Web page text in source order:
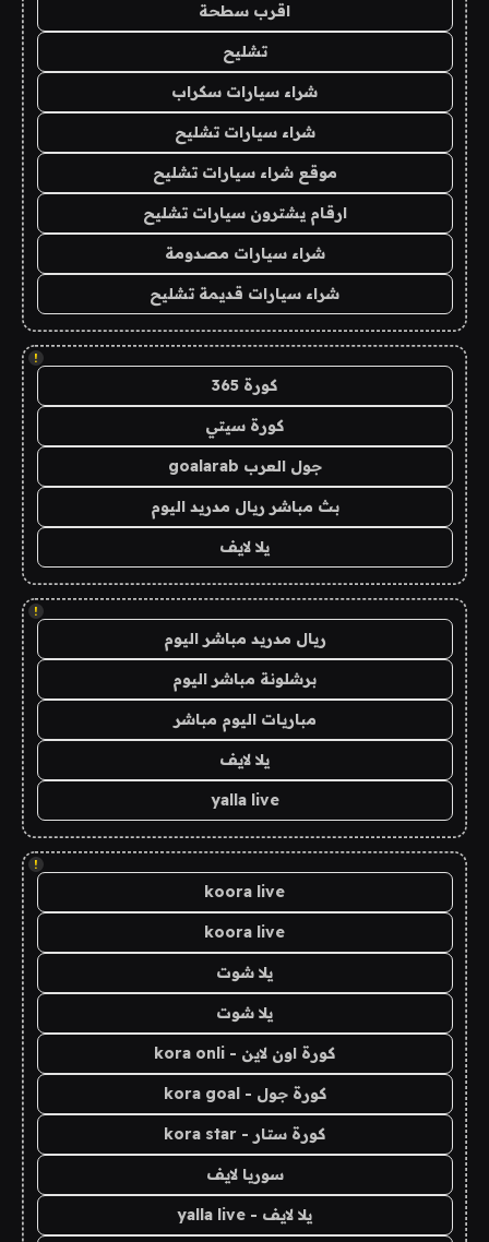
اقرب سطحة
تشليح
شراء سيارات سكراب
شراء سيارات تشليح
موقع شراء سيارات تشليح
ارقام يشترون سيارات تشليح
شراء سيارات مصدومة
شراء سيارات قديمة تشليح
!
كورة 365
كورة سيتي
جول العرب goalarab
بث مباشر ريال مدريد اليوم
يلا لايف
!
ريال مدريد مباشر اليوم
برشلونة مباشر اليوم
مباريات اليوم مباشر
يلا لايف
yalla live
!
koora live
koora live
يلا شوت
يلا شوت
كورة اون لاين - kora onli
كورة جول - kora goal
كورة ستار - kora star
سوريا لايف
يلا لايف - yalla live